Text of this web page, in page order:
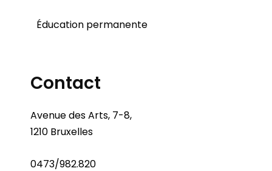
Éducation permanente
Contact
Avenue des Arts, 7-8,
1210 Bruxelles
0473/982.820